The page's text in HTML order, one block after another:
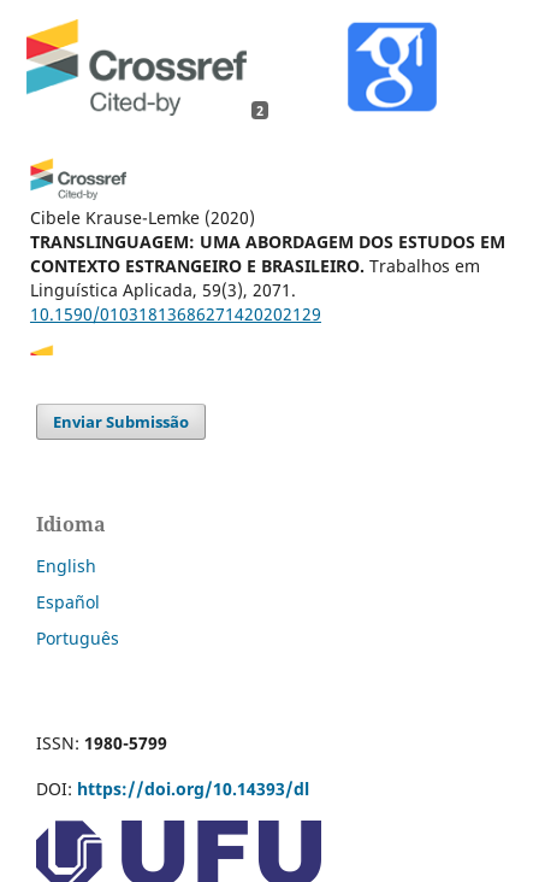
2
Cibele Krause-Lemke (2020)
TRANSLINGUAGEM: UMA ABORDAGEM DOS ESTUDOS EM
CONTEXTO ESTRANGEIRO E BRASILEIRO. Trabalhos em
Linguística Aplicada, 59(3), 2071.
10.1590/01031813686271420202129
Cláudia Alexandra Moreira da Silva
Two Languages, One Mind: A Bilingual Speaker's
Enviar Submissão
Idioma
English
Español
Português
ISSN: 1980-5799
DOI: https://doi.org/10.14393/dl